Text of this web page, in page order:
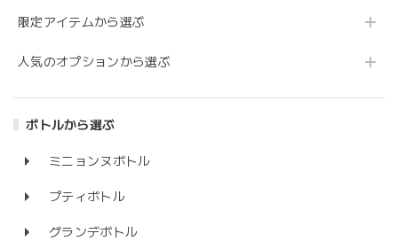
限定アイテムから選ぶ
人気のオプションから選ぶ
ボトルから選ぶ
ミニョンヌボトル
プティボトル
グランデボトル